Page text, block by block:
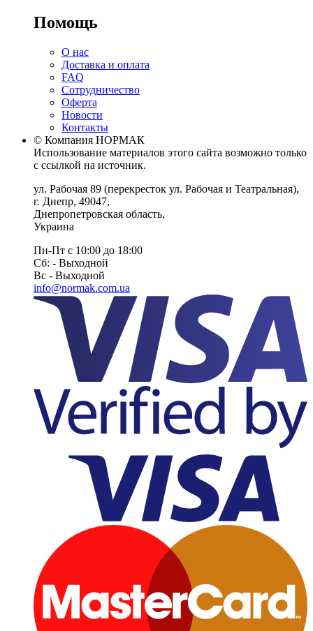
Помощь
О нас
Доставка и оплата
FAQ
Сотрудничество
Оферта
Новости
Контакты
© Компания НОРМАК
Использование материалов этого сайта возможно только
с ссылкой на источник.
ул. Рабочая 89 (перекресток ул. Рабочая и Театральная),
г. Днепр, 49047,
Днепропетровская область,
Украина
Пн-Пт с 10:00 до 18:00
Сб: - Выходной
Вс - Выходной
info@normak.com.ua